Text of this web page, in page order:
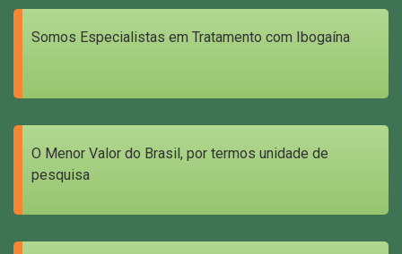
Somos Especialistas em Tratamento com Ibogaína
O Menor Valor do Brasil, por termos unidade de
pesquisa